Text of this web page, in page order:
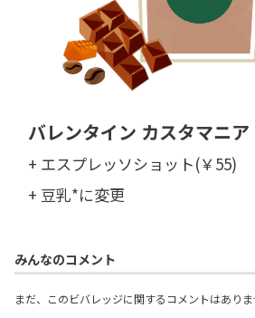
バレンタイン カスタマニア
+ エスプレッソショット(￥55)
+ 豆乳*に変更
みんなのコメント
まだ、このビバレッジに関するコメントはありま